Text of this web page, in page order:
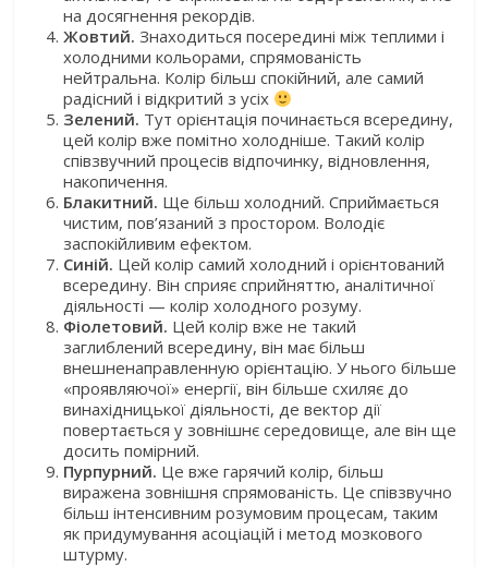
на досягнення рекордів.
Жовтий.Знаходиться посередині між теплими і
холодними кольорами, спрямованість
нейтральна. Колір більш спокійний, але самий
радісний і відкритий з усіх
Зелений. Тут орієнтація починається всередину,
цей колір вже помітно холодніше. Такий колір
співзвучний процесів відпочинку, відновлення,
накопичення.
Блакитний. Ще більш холодний. Сприймається
чистим, пов’язаний з простором. Володіє
заспокійливим ефектом.
Синій. Цей колір самий холодний і орієнтований
всередину. Він сприяє сприйняттю, аналітичної
діяльності — колір холодного розуму.
Фіолетовий. Цей колір вже не такий
заглиблений всередину, він має більш
внешненаправленную орієнтацію. У нього більше
«проявляючої» енергії, він більше схиляє до
винахідницької діяльності, де вектор дії
повертається у зовнішнє середовище, але він ще
досить помірний.
Пурпурний. Це вже гарячий колір, більш
виражена зовнішня спрямованість. Це співзвучно
більш інтенсивним розумовим процесам, таким
як придумування асоціацій і метод мозкового
штурму.